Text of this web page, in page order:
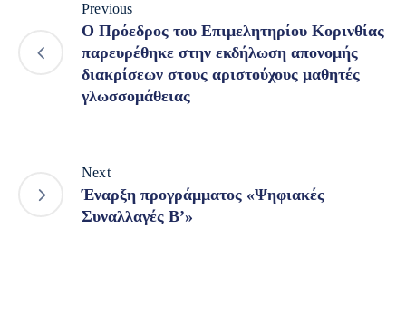
Previous
Ο Πρόεδρος του Επιμελητηρίου Κορινθίας
παρευρέθηκε στην εκδήλωση απονομής
διακρίσεων στους αριστούχους μαθητές
γλωσσομάθειας
Next
Έναρξη προγράμματος «Ψηφιακές
Συναλλαγές Β’»